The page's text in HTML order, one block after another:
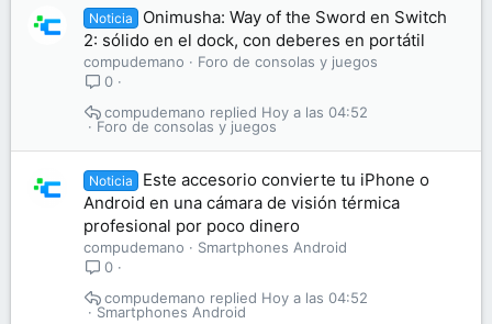
Noticia
Onimusha: Way of the Sword en Switch
2: sólido en el dock, con deberes en portátil
compudemano
Foro de consolas y juegos
0
Foro de consolas y juegos
Hoy a las 04:52
compudemano
Noticia
Este accesorio convierte tu iPhone o
Android en una cámara de visión térmica
profesional por poco dinero
compudemano
Smartphones Android
0
Smartphones Android
Hoy a las 04:52
compudemano